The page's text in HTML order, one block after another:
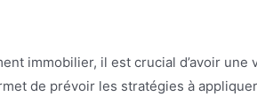
immobilier, il est crucial d’avoir une
de prévoir les stratégies à